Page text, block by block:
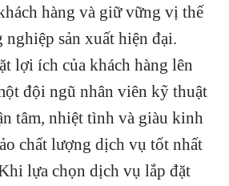
hàng và giữ vững vị thế
sản xuất hiện đại.
lợi ích của khách hàng lên
đội ngũ nhân viên kỹ thuật
tâm, nhiệt tình và giàu kinh
chất lượng dịch vụ tốt nhất
lựa chọn dịch vụ lắp đặt